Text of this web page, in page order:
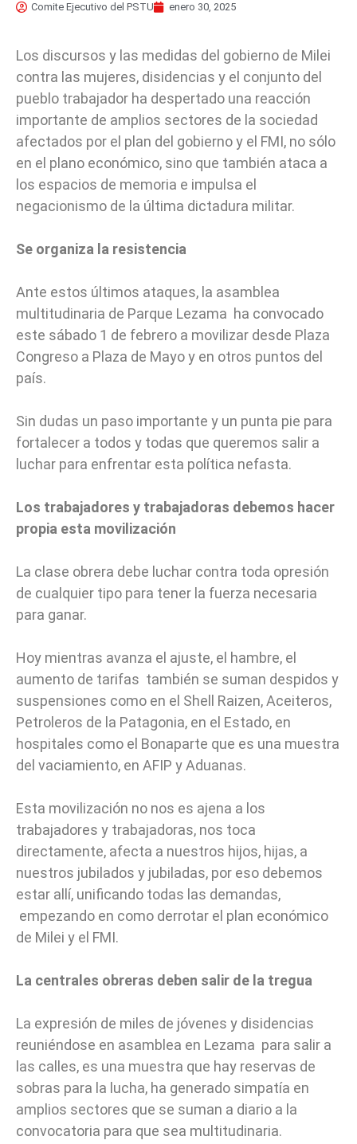
Comite Ejecutivo del PSTU enero 30, 2025
Los discursos y las medidas del gobierno de Milei
contra las mujeres, disidencias y el conjunto del
pueblo trabajador ha despertado una reacción
importante de amplios sectores de la sociedad
afectados por el plan del gobierno y el FMI, no sólo
en el plano económico, sino que también ataca a
los espacios de memoria e impulsa el
negacionismo de la última dictadura militar.
Se organiza la resistencia
Ante estos últimos ataques, la asamblea
multitudinaria de Parque Lezama ha convocado
este sábado 1 de febrero a movilizar desde Plaza
Congreso a Plaza de Mayo y en otros puntos del
país.
Sin dudas un paso importante y un punta pie para
fortalecer a todos y todas que queremos salir a
luchar para enfrentar esta política nefasta.
Los trabajadores y trabajadoras debemos hacer
propia esta movilización
La clase obrera debe luchar contra toda opresión
de cualquier tipo para tener la fuerza necesaria
para ganar.
Hoy mientras avanza el ajuste, el hambre, el
aumento de tarifas también se suman despidos y
suspensiones como en el Shell Raizen, Aceiteros,
Petroleros de la Patagonia, en el Estado, en
hospitales como el Bonaparte que es una muestra
del vaciamiento, en AFIP y Aduanas.
Esta movilización no nos es ajena a los
trabajadores y trabajadoras, nos toca
directamente, afecta a nuestros hijos, hijas, a
nuestros jubilados y jubiladas, por eso debemos
estar allí, unificando todas las demandas,
empezando en como derrotar el plan económico
de Milei y el FMI.
La centrales obreras deben salir de la tregua
La expresión de miles de jóvenes y disidencias
reuniéndose en asamblea en Lezama para salir a
las calles, es una muestra que hay reservas de
sobras para la lucha, ha generado simpatía en
amplios sectores que se suman a diario a la
convocatoria para que sea multitudinaria.